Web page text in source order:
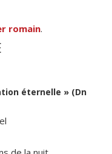
romain.
éternelle » (Dn